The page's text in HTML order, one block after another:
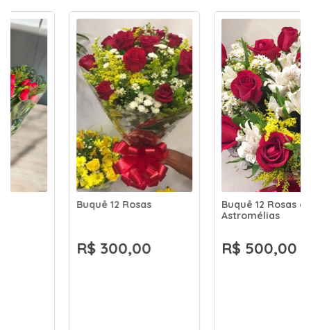
Buquê 12 Rosas
R$ 300,00
Buquê 12 Rosas e 12
Astromélias
R$ 500,00